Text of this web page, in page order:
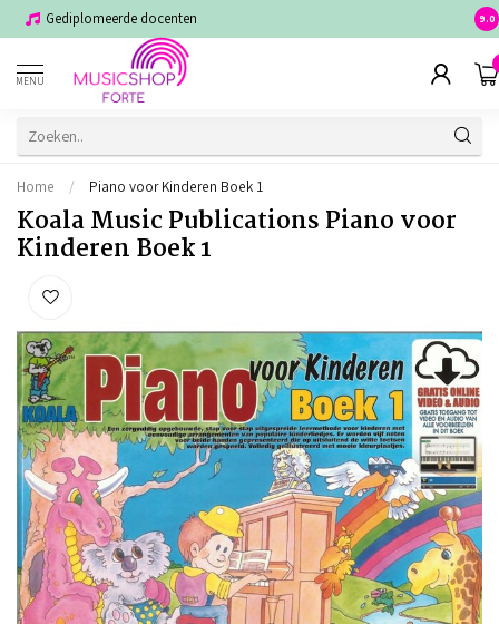
Gediplomeerde docenten 9.0
MENU
Home / Piano voor Kinderen Boek 1
Koala Music Publications Piano voor
Kinderen Boek 1